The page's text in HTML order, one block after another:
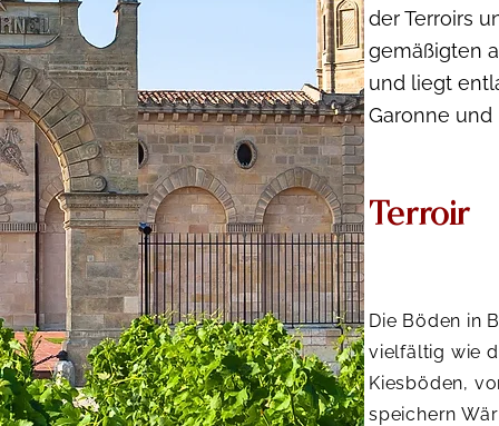
der Terroirs
gemäßigten
und liegt
Garonne und
Terroir
Die Böden in
vielfältig wie
Kiesböden,
speichern